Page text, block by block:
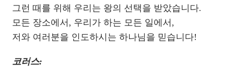
그런 때를 위해 우리는 왕의 선택을 받았습니다.
모든 장소에서, 우리가 하는 모든 일에서,
저와 여러분을 인도하시는 하나님을 믿습니다!
코러스: